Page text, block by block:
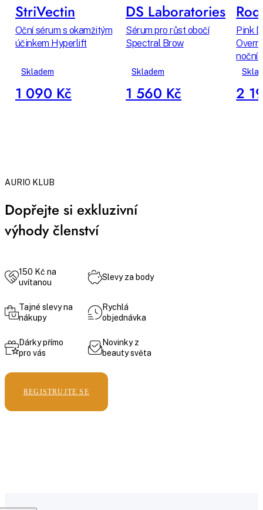
StriVectin
Oční sérum s okamžitým
účinkem Hyperlift
Skladem
1 090 Kč
DS Laboratories
Sérum pro růst obočí
Spectral Brow
Skladem
1 560 Kč
Pink
noční
2
AURIO KLUB
Dopřejte si exkluzivní
výhody členství
150 Kč na
uvítanou
Slevy za body
Tajné slevy na
nákupy
Rychlá
objednávka
Dárky přímo
pro vás
Novinky z
beauty světa
REGISTRUJTE SE